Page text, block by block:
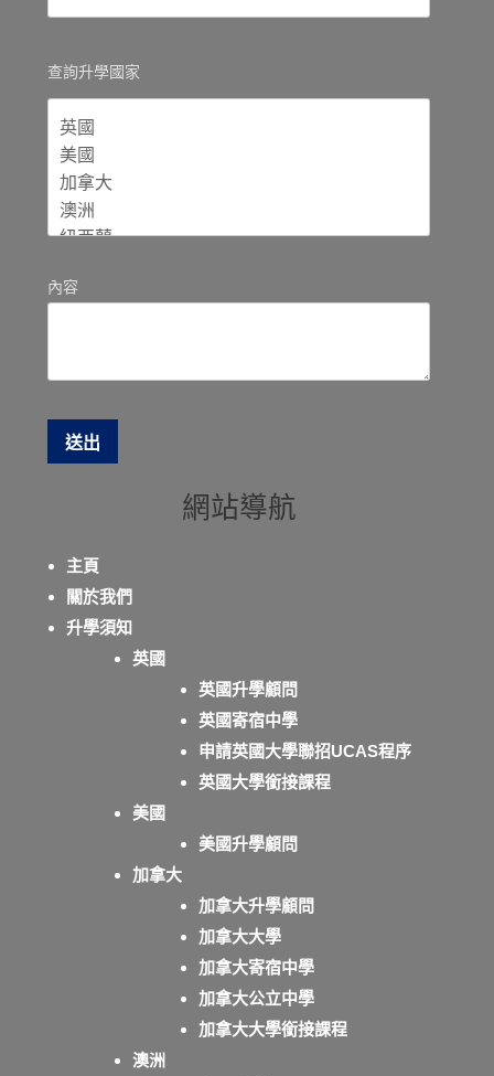
查詢升學國家
內容
網站導航
主頁
關於我們
升學須知
英國
英國升學顧問
英國寄宿中學
申請英國大學聯招UCAS程序
英國大學銜接課程
美國
美國升學顧問
加拿大
加拿大升學顧問
加拿大大學
加拿大寄宿中學
加拿大公立中學
加拿大大學銜接課程
澳洲